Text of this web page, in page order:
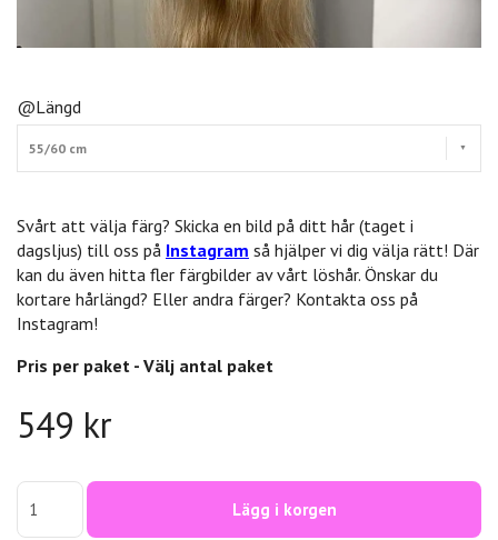
@Längd
55/60 cm
Svårt att välja färg? Skicka en bild på ditt hår (taget i
dagsljus) till oss på Instagram så hjälper vi dig välja rätt! Där
kan du även hitta fler färgbilder av vårt löshår. Önskar du
kortare hårlängd? Eller andra färger? Kontakta oss på
Instagram!
Pris per paket - Välj antal paket
549 kr
Lägg i korgen